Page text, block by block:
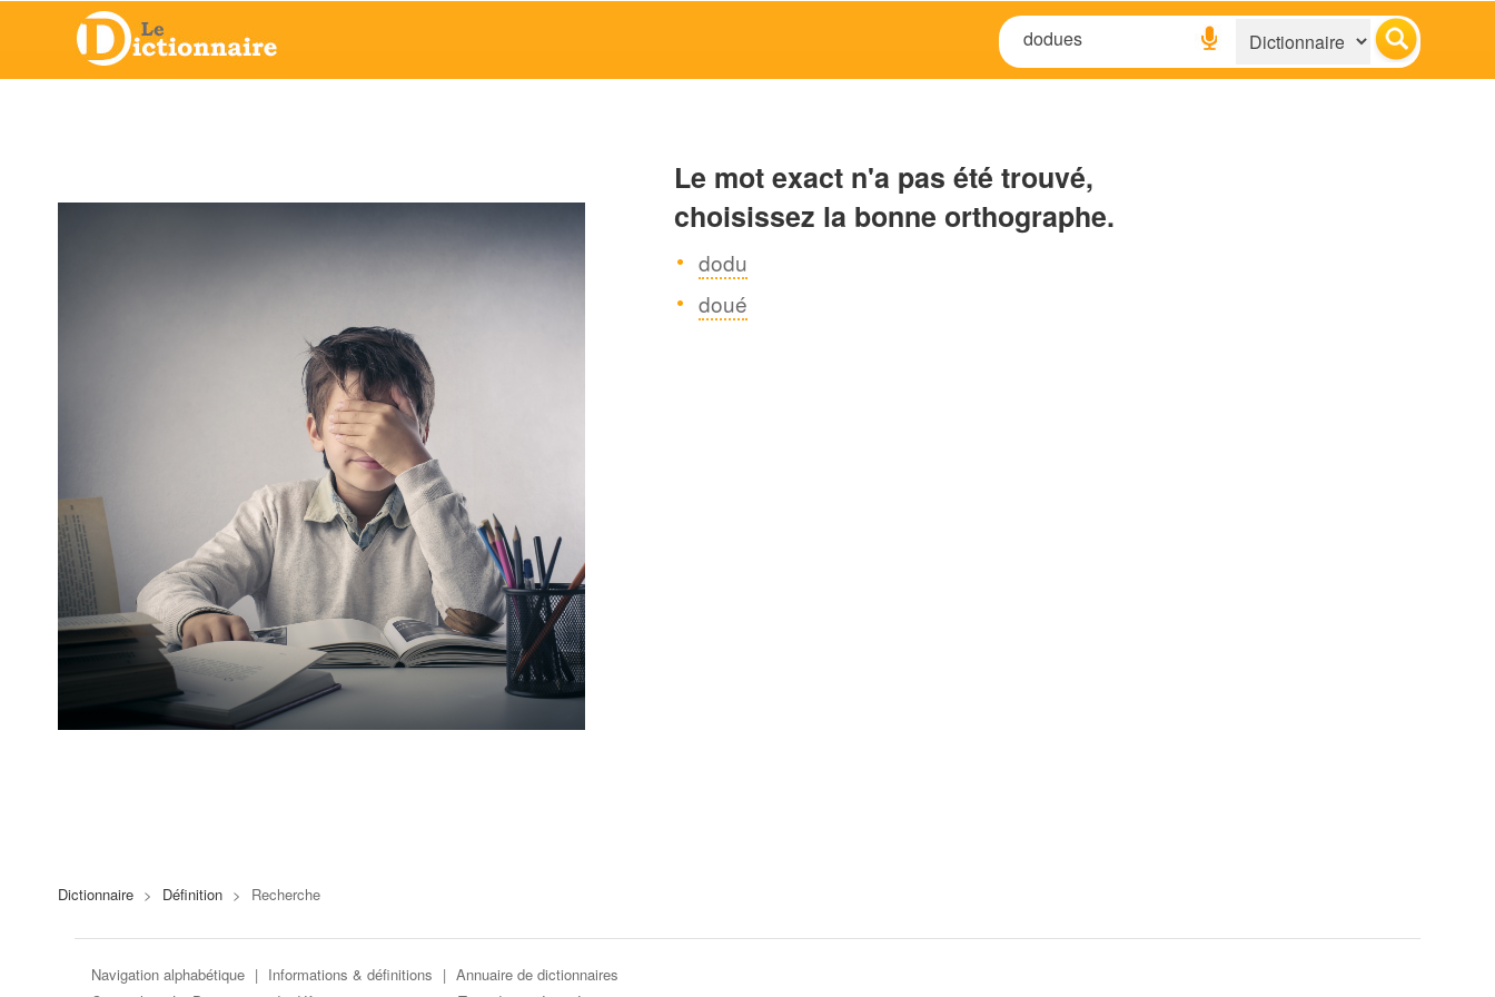
Le mot exact n'a pas été trouvé,
choisissez la bonne orthographe.
dodu
doué
Dictionnaire > Définition > Recherche
Navigation alphabétique | Informations & définitions | Annuaire de dictionnaires